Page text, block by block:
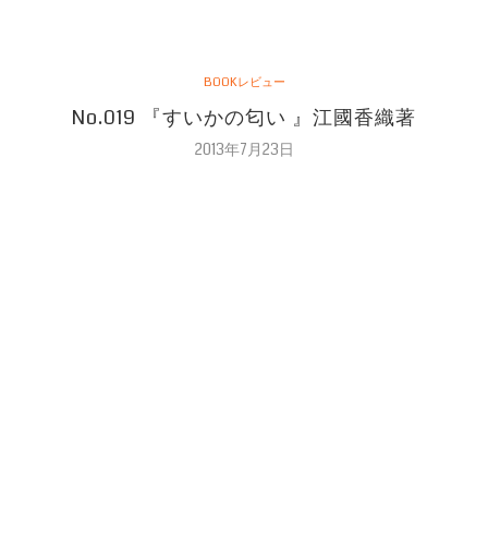
BOOKレビュー
No.019 『すいかの匂い 』江國香織著
2013年7月23日